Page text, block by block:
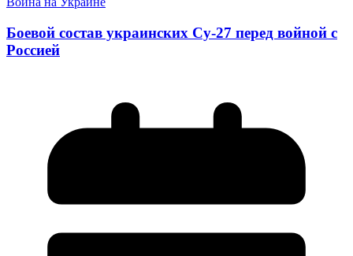
Боевой состав украинских Су-27 перед войной с
Россией